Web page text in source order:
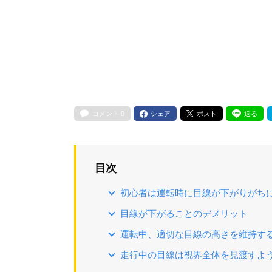
コメント 0 シェア ポスト 送る
目次
初心者は運転時に目線が下がりがち
目線が下がることのデメリット
運転中、適切な目線の高さを維持す
走行中の目線は視界全体を見渡すよ